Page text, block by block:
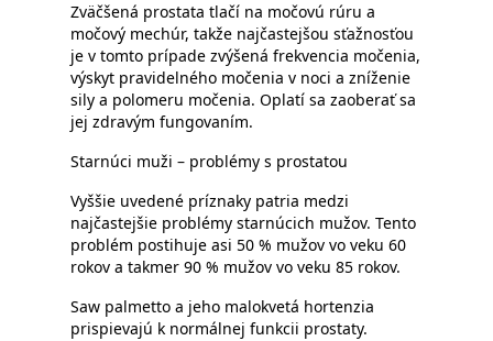
Zväčšená prostata tlačí na močovú rúru a
močový mechúr, takže najčastejšou sťažnosťou
je v tomto prípade zvýšená frekvencia močenia,
výskyt pravidelného močenia v noci a zníženie
sily a polomeru močenia. Oplatí sa zaoberať sa
jej zdravým fungovaním.
Starnúci muži – problémy s prostatou
Vyššie uvedené príznaky patria medzi
najčastejšie problémy starnúcich mužov. Tento
problém postihuje asi 50 % mužov vo veku 60
rokov a takmer 90 % mužov vo veku 85 rokov.
Saw palmetto a jeho malokvetá hortenzia
prispievajú k normálnej funkcii prostaty.